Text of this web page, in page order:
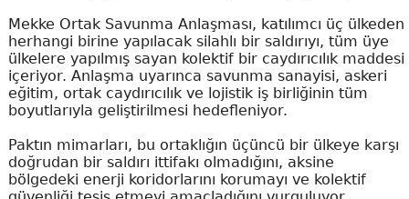
Mekke Ortak Savunma Anlaşması, katılımcı üç ülkeden
herhangi birine yapılacak silahlı bir saldırıyı, tüm üye
ülkelere yapılmış sayan kolektif bir caydırıcılık maddesi
içeriyor. Anlaşma uyarınca savunma sanayisi, askeri
eğitim, ortak caydırıcılık ve lojistik iş birliğinin tüm
boyutlarıyla geliştirilmesi hedefleniyor.
Paktın mimarları, bu ortaklığın üçüncü bir ülkeye karşı
doğrudan bir saldırı ittifakı olmadığını, aksine
bölgedeki enerji koridorlarını korumayı ve kolektif